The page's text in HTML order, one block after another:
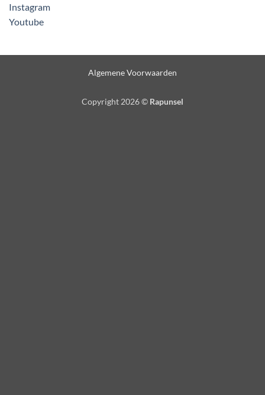
Instagram
Youtube
Algemene Voorwaarden
Copyright 2026 © Rapunsel